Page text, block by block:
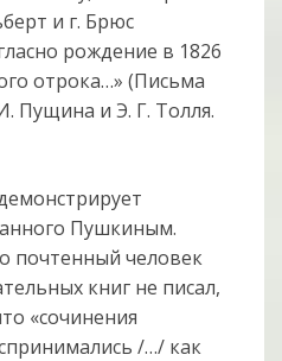
и г. Брюс
рождение в 1826
отрока…» (Письма
Пущина и Э. Г. Толля.
Пушкиным.
почтенный человек
книг не писал,
«сочинения
/…/ как